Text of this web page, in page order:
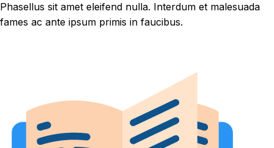
Phasellus sit amet eleifend nulla. Interdum et malesuada
fames ac ante ipsum primis in faucibus.